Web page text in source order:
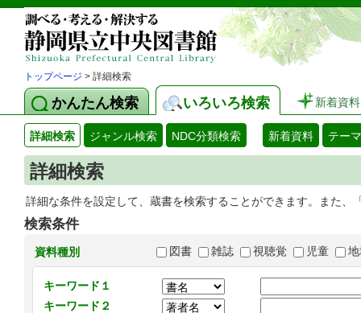
トップページ > 詳細検索
かんたん検索 いろいろ検索 新着資料
詳細検索 ジャンル検索 NDC分類検索 新着資料 テー
詳細検索
詳細な条件を設定して、蔵書を検索することができます。また
検索条件
資料種別 図書 雑誌 視聴覚 児童
キーワード１
キーワード２